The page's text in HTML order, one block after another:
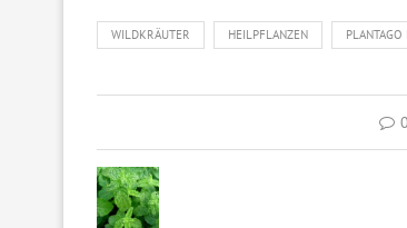
WILDKRÄUTER HEILPFLANZEN PLANTAGO